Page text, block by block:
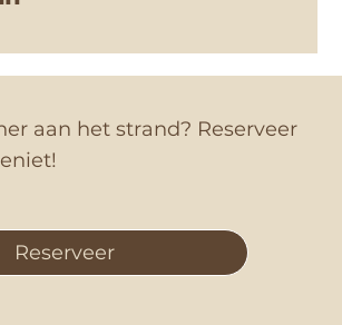
aan het strand? Reserveer
Reserveer